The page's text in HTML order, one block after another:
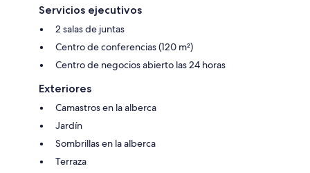
Servicios ejecutivos
2 salas de juntas
Centro de conferencias (120 m²)
Centro de negocios abierto las 24 horas
Exteriores
Camastros en la alberca
Jardín
Sombrillas en la alberca
Terraza